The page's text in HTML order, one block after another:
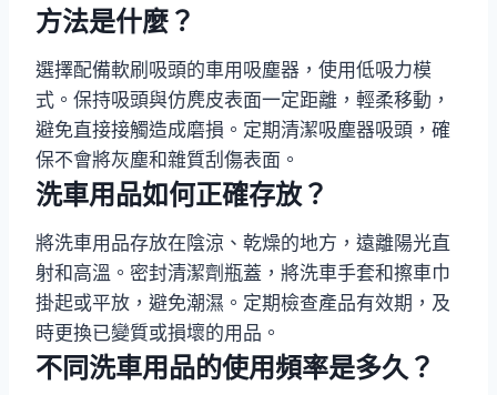
方法是什麼？
選擇配備軟刷吸頭的車用吸塵器，使用低吸力模
式。保持吸頭與仿麂皮表面一定距離，輕柔移動，
避免直接接觸造成磨損。定期清潔吸塵器吸頭，確
保不會將灰塵和雜質刮傷表面。
洗車用品如何正確存放？
將洗車用品存放在陰涼、乾燥的地方，遠離陽光直
射和高溫。密封清潔劑瓶蓋，將洗車手套和擦車巾
掛起或平放，避免潮濕。定期檢查產品有效期，及
時更換已變質或損壞的用品。
不同洗車用品的使用頻率是多久？